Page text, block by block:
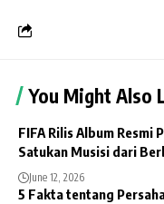
You Might Also
FIFA Rilis Album Resmi
Satukan Musisi dari
June 12, 2026
5 Fakta tentang